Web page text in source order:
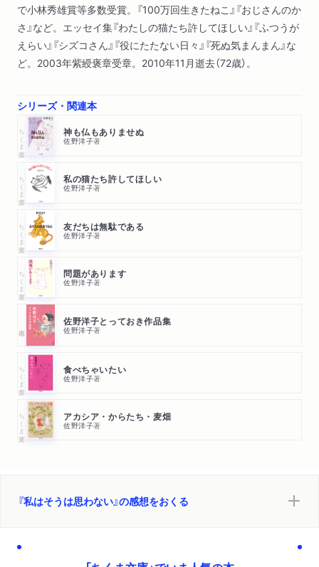
で小林秀雄賞等多数受賞。『100万回生きたねこ』『おじさんのか
さ』など。エッセイ集『わたしの猫たち許してほしい』『ふつうが
えらい』『シズコさん』『役にたたない日々』『死ぬ気まんまん』な
ど。2003年紫綬褒章受章。2010年11月逝去（72歳）。
シリーズ・関連本
ちくま文庫 神も仏もありませぬ
佐野洋子著
ちくま文庫 私の猫たち許してほしい
佐野洋子著
ちくま文庫 友だちは無駄である
佐野洋子著
ちくま文庫 問題があります
佐野洋子著
佐野洋子とっておき作品集
佐野洋子著
ちくま文庫 食べちゃいたい
佐野洋子著
ちくま文庫 アカシア・からたち・麦畑
佐野洋子著
『私はそうは思わない』の感想をおくる